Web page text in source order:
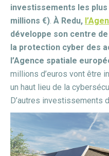
investissements les plus
millions €). À Redu,
développe son centre
la protection cyber des
l’Agence spatiale
millions d’euros vont être
un haut lieu de la
D’autres investissements